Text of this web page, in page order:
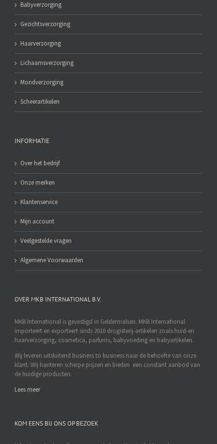
Babyverzorging
Gezichtsverzorging
Haarverzorging
Lichaamsverzorging
Mondverzorging
Scheerartikelen
INFORMATIE
Over het bedrijf
Onze merken
Klantenservice
Mijn account
Veelgestelde vragen
Algemene Voorwaarden
OVER MKB INTERNATIONAL B.V.
MKB International is gevestigd in Geldermalsen. MKB International
importeert en exporteert sinds 2010 drogisterij-artikelen zoals huid-en
haarverzorging, cosmetica, parfums, babyvoeding en babyartikelen.
Wij leveren uitsluitend business to business naar de behoefte van onze
klant. Wij hanteren scherpe prijzen en bieden een constant aanbod van
de huidige producten.
Lees meer
KOM EENS BIJ ONS OP BEZOEK